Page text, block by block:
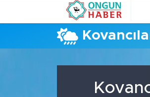
TFF 2.Lig Kırmızı Grup Puan
Tüm Manşetler